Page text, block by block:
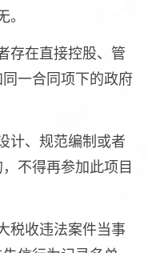
在直接控股、管
一合同项下的政府
、规范编制或者
不得再参加此项目
收违法案件当事